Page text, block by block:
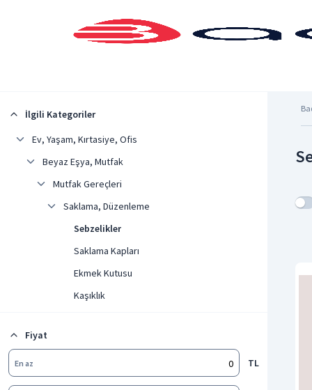
İlgili Kategoriler
Ev, Yaşam, Kırtasiye, Ofis
Beyaz Eşya, Mutfak
Mutfak Gereçleri
Saklama, Düzenleme
Sebzelikler
Saklama Kapları
Ekmek Kutusu
Kaşıklık
Fiyat
En az TL